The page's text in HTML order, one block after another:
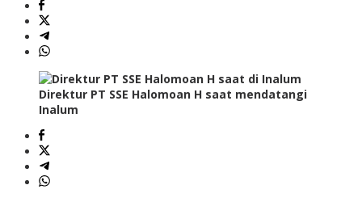
Direktur PT SSE Halomoan H saat mendatangi
Inalum